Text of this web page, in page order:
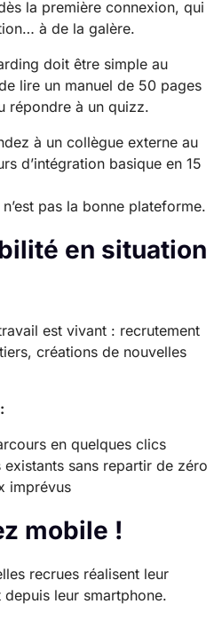
la première connexion, qui
à de la galère.
doit être simple au
lire un manuel de 50 pages
répondre à un quizz.
à un collègue externe au
d’intégration basique en 15
pas la bonne plateforme.
en situation
est vivant : recrutement
créations de nouvelles
en quelques clics
sans repartir de zéro
imprévus
mobile !
recrues réalisent leur
leur smartphone.